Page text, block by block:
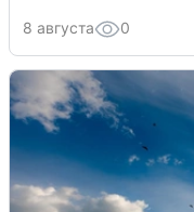
8 августа 0